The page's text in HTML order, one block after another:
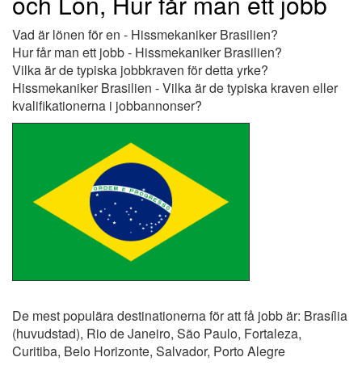
Vad är lönen för en - Hissmekaniker Brasilien?
Hur får man ett jobb - Hissmekaniker Brasilien?
Vilka är de typiska jobbkraven för detta yrke?
Hissmekaniker Brasilien - Vilka är de typiska kraven eller
kvalifikationerna i jobbannonser?
De mest populära destinationerna för att få jobb är: Brasília
(huvudstad), Rio de Janeiro, São Paulo, Fortaleza,
Curitiba, Belo Horizonte, Salvador, Porto Alegre